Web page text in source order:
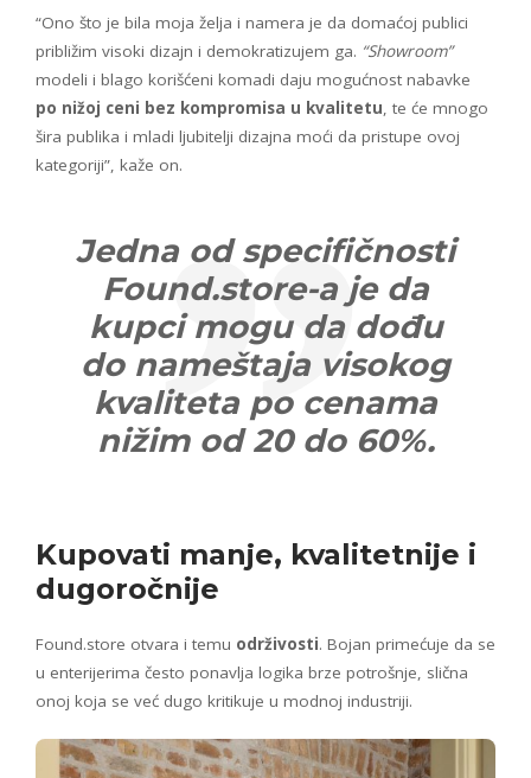
“Ono što je bila moja želja i namera je da domaćoj publici
približim visoki dizajn i demokratizujem ga. “Showroom”
modeli i blago korišćeni komadi daju mogućnost nabavke
po nižoj ceni bez kompromisa u kvalitetu, te će mnogo
šira publika i mladi ljubitelji dizajna moći da pristupe ovoj
kategoriji”, kaže on.
Jedna od specifičnosti
Found.store-a je da
kupci mogu da dođu
do nameštaja visokog
kvaliteta po cenama
nižim od 20 do 60%.
Kupovati manje, kvalitetnije i
dugoročnije
Found.store otvara i temu održivosti. Bojan primećuje da se
u enterijerima često ponavlja logika brze potrošnje, slična
onoj koja se već dugo kritikuje u modnoj industriji.